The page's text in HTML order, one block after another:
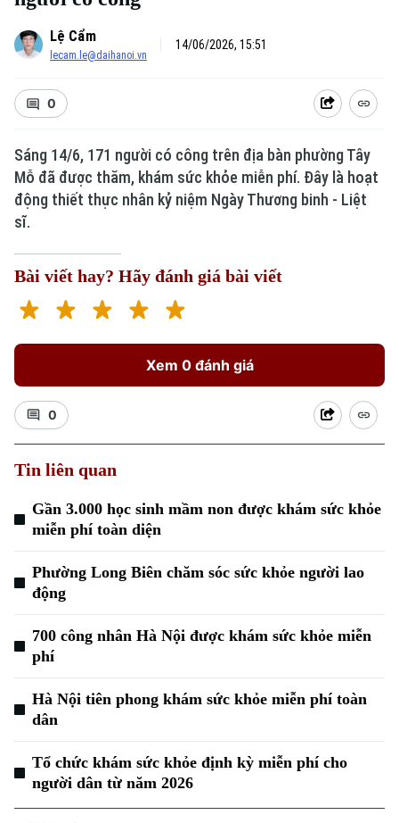
Lệ Cẩm
lecam.le@daihanoi.vn
14/06/2026, 15:51
0
Sáng 14/6, 171 người có công trên địa bàn phường Tây
Mỗ đã được thăm, khám sức khỏe miễn phí. Đây là hoạt
động thiết thực nhân kỷ niệm Ngày Thương binh - Liệt
sĩ.
Bài viết hay? Hãy đánh giá bài viết
Xem 0 đánh giá
0
Tin liên quan
Gần 3.000 học sinh mầm non được khám sức khỏe
miễn phí toàn diện
Phường Long Biên chăm sóc sức khỏe người lao
động
700 công nhân Hà Nội được khám sức khỏe miễn
phí
Hà Nội tiên phong khám sức khỏe miễn phí toàn
dân
Tổ chức khám sức khỏe định kỳ miễn phí cho
người dân từ năm 2026